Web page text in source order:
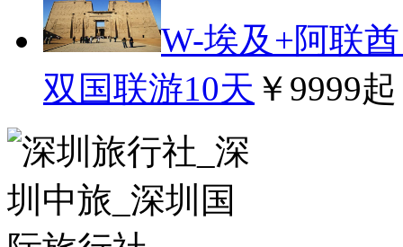
W-埃及+阿联
双国联游10天 ￥9999起